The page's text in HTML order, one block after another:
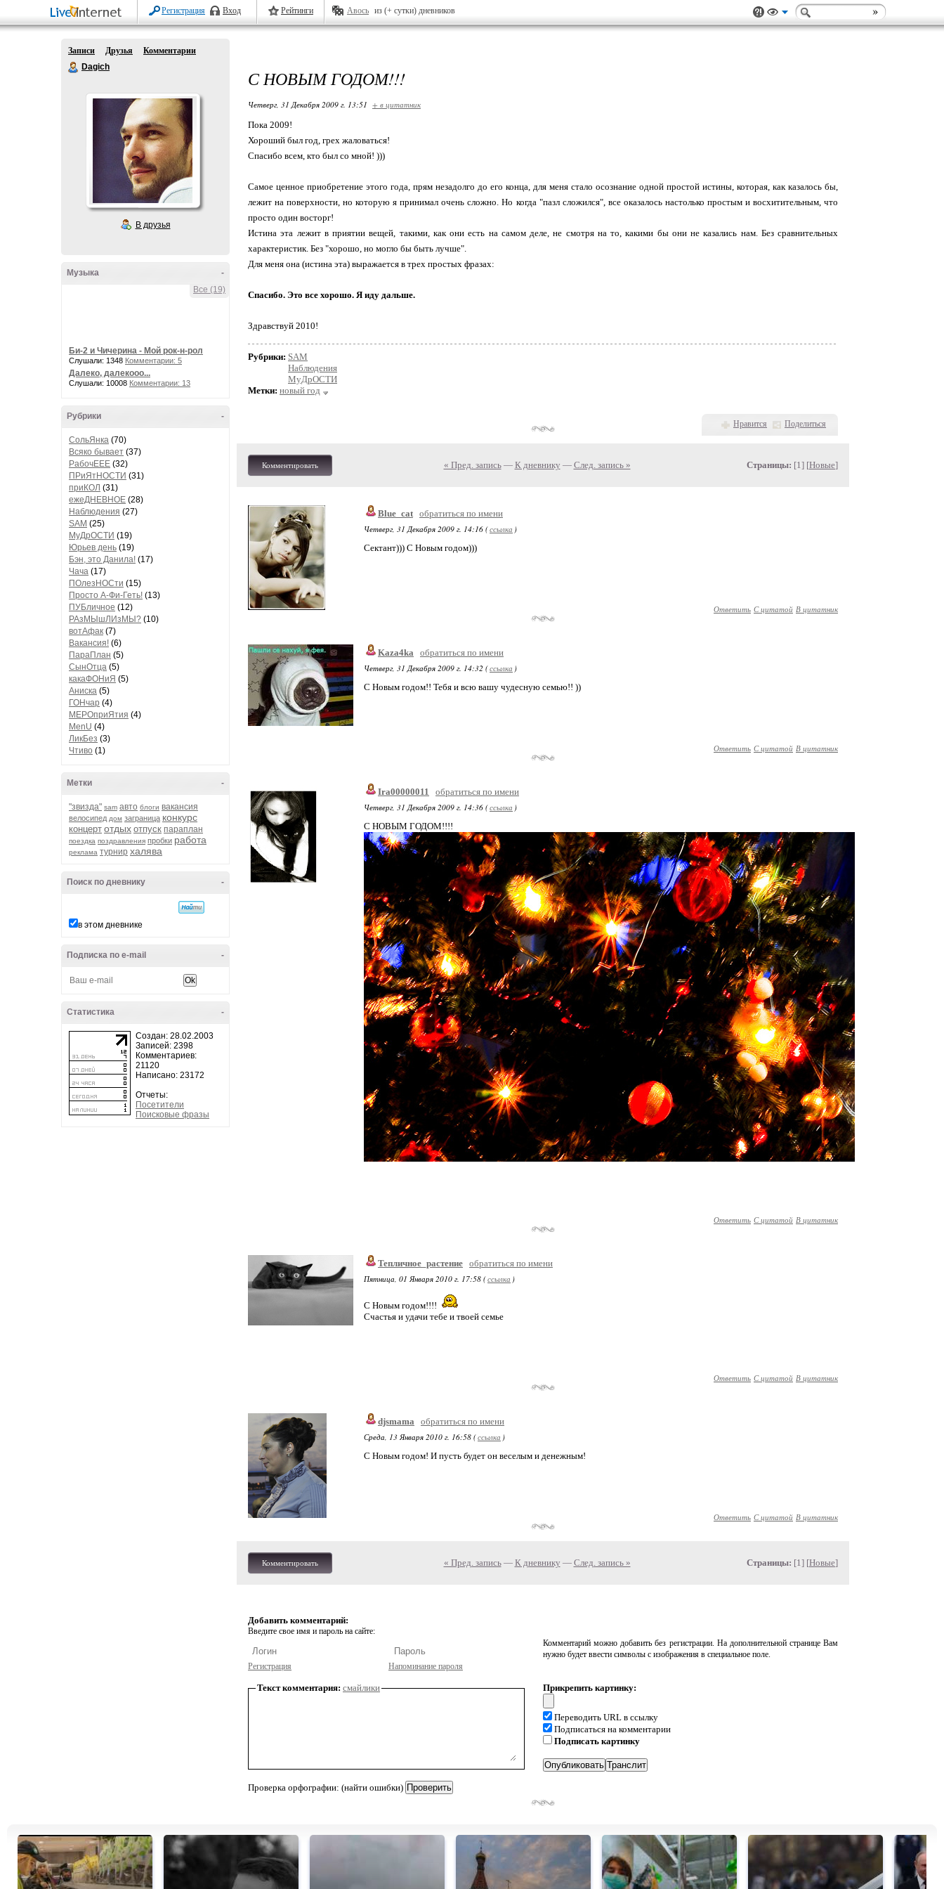
Регистрация Вход Рейтинги Авось из (+ сутки) дневников
Записи Друзья
Комментарии
Dagich
В друзья
-
Музыка
Все (19)
Би-2 и Чичерина - Мой рок-н-рол
Слушали: 1348 Комментарии: 5
Далеко, далекооо...
Слушали: 10008 Комментарии: 13
-
Рубрики
СольЯнка (70)
Всяко бывает (37)
РабочЕЕЕ (32)
ПРиЯтНОСТИ (31)
приКОЛ (31)
ежеДНЕВНОЕ (28)
Наблюдения (27)
SAM (25)
МуДрОСТИ (19)
Юрьев день (19)
Бэн, это Данила! (17)
Чача (17)
ПОлезНОСти (15)
Просто А-Фи-Геть! (13)
ПУБличное (12)
РАзМЫшЛИзМЫ? (10)
вотАфак (7)
Вакансия! (6)
ПараПлан (5)
СынОтца (5)
какаФОНиЯ (5)
Аниска (5)
ГОНчар (4)
МЕРОприЯтия (4)
MenU (4)
ЛикБез (3)
Чтиво (1)
-
Метки
"звизда" sam авто блоги вакансия
велосипед дом заграница конкурс
концерт отдых отпуск параплан
поездка поздравления пробки работа
реклама турнир халява
-
Поиск по дневнику
в этом дневнике
-
Подписка по e-mail
-
Статистика
Создан: 28.02.2003
Записей: 2398
Комментариев:
21120
Написано: 23172
Отчеты:
Посетители
Поисковые фразы
С НОВЫМ ГОДОМ!!!
Четверг, 31 Декабря 2009 г. 13:51 + в цитатник
Пока 2009!
Хороший был год, грех жаловаться!
Спасибо всем, кто был со мной! )))
Самое ценное приобретение этого года, прям незадолго до его конца, для меня стало осознание одной простой истины, которая, как казалось бы,
лежит на поверхности, но которую я принимал очень сложно. Но когда "пазл сложился", все оказалось настолько простым и восхитительным, что
просто один восторг!
Истина эта лежит в приятии вещей, такими, как они есть на самом деле, не смотря на то, какими бы они не казались нам. Без сравнительных
характеристик. Без "хорошо, но могло бы быть лучше".
Для меня она (истина эта) выражается в трех простых фразах:
Спасибо. Это все хорошо. Я иду дальше.
Здравствуй 2010!
Рубрики: SAM
Наблюдения
МуДрОСТИ
Метки: новый год
Нравится Поделиться
Комментировать « Пред. запись— К дневнику — След. запись » Страницы: [1] [Новые]
Blue_cat обратиться по имени
Четверг, 31 Декабря 2009 г. 14:16 (ссылка )
Сектант))) С Новым годом)))
Ответить С цитатой В цитатник
Kaza4ka
обратиться по имени
Четверг, 31 Декабря 2009 г. 14:32 (ссылка )
С Новым годом!! Тебя и всю вашу чудесную семью!! ))
Ответить С цитатой В цитатник
Ira00000011
обратиться по имени
Четверг, 31 Декабря 2009 г. 14:36 (ссылка )
С НОВЫМ ГОДОМ!!!!
Ответить С цитатой В цитатник
Тепличное_растение обратиться по имени
Пятница, 01 Января 2010 г. 17:58 (ссылка )
С Новым годом!!!!
Счастья и удачи тебе и твоей семье
Ответить С цитатой В цитатник
djsmama
обратиться по имени
Среда, 13 Января 2010 г. 16:58 (ссылка )
С Новым годом! И пусть будет он веселым и денежным!
Ответить С цитатой В цитатник
Комментировать « Пред. запись— К дневнику — След. запись » Страницы: [1] [Новые]
Добавить комментарий:
Введите свое имя и пароль на сайте:
Регистрация Напоминание пароля
Комментарий можно добавить без регистрации. На дополнительной странице Вам
нужно будет ввести символы с изображения в специальное поле.
Текст комментария: смайлики
Проверка орфографии: (найти ошибки)
Прикрепить картинку:
Переводить URL в ссылку
Подписаться на комментарии
Подписать картинку